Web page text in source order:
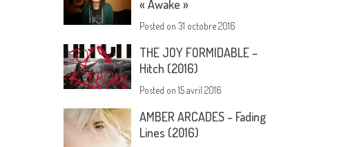
« Awake »
Posted on31 octobre 2016
THE JOY FORMIDABLE –
Hitch (2016)
Posted on15 avril 2016
AMBER ARCADES – Fading
Lines (2016)